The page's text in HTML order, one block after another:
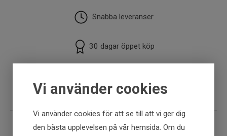
Vi använder cookies
Vi använder cookies för att se till att vi ger dig
den bästa upplevelsen på vår hemsida. Om du
Snabba leveranser
30 dagar öppet köp